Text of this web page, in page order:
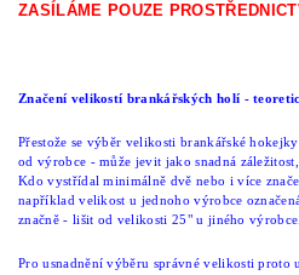
ZASÍLÁME POUZE
Značení velikostí brankářských holí -
Přestože se výběr velikosti brankářské
od výrobce - může jevit jako snadná
Kdo vystřídal minimálně dvě nebo i více
například velikost u jednoho výrobce
značně - lišit od velikosti 25" u jiného výrobce.
Pro usnadnění výběru správné velikosti proto